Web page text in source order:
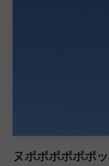
ヌポポポポポポ